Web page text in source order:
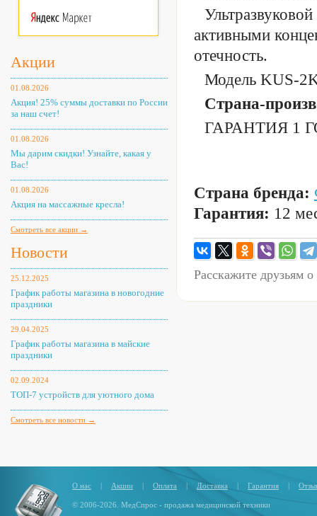
Акции
01.08.2026
Акция! 25% суммы доставки по России
за наш счет!
01.08.2026
Мы дарим скидки! Узнайте, какая у
Вас!
01.08.2026
Акция на массажные кресла!
Смотреть все акции →
Новости
25.12.2025
График работы магазина в новогодние
праздники
29.04.2025
График работы магазина в майские
праздники
02.09.2024
ТОП-7 устройств для уютного дома
Смотреть все новости →
активными
отечность.
Модель KUS-2K
Страна-
ГАРАНТИЯ 1
Страна бренда:
Гарантия: 12
Расскажите друзьям
О нас | Акции | Оплата | Доставка | Гарантия |
© 2006-2026. МедСпрос - продажа медицинской техники